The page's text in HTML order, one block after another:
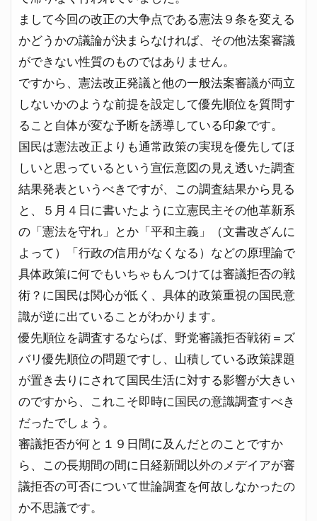
まして今回の改正の大争点である憲法９条を変える
かどうかの議論が決まらなければ、その他法案審議
ができない性質のものではありません。
ですから、憲法改正発議と他の一般法案審議が両立
しないかのような前提を設定して優先順位を質問す
ること自体が変な予断を誘導している印象です。
国民は憲法改正よりも通常政策の実現を優先してほ
しいと思っているという宣伝意図の見え透いた調査
結果発表というべきですが、この調査結果から見る
と、５月４日に書いたように立憲民主その他革新系
の「憲法を守れ」とか「平和主義」（文書改ざんに
よって）「行政の信用がなくなる）などの原理論で
具体政策に何でもいちゃもんつけては審議拒否の戦
術？に国民は関心が低く、具体的政策重視の国民意
識が逆に出ていることがわかります。
優先順位を調査するならば、野党審議拒否戦術＝ズ
バリ優先順位の問題ですし、山積している政策課題
が置き去りにされて国民生活に対する影響が大きい
のですから、これこそ即時に国民の意識調査すべき
だったでしょう。
審議拒否が何と１９日間に及んだとのことですか
ら、この長期間の間に日経新聞以外のメデイアが審
議拒否の可否について世論調査を何故しなかったの
か不思議です。